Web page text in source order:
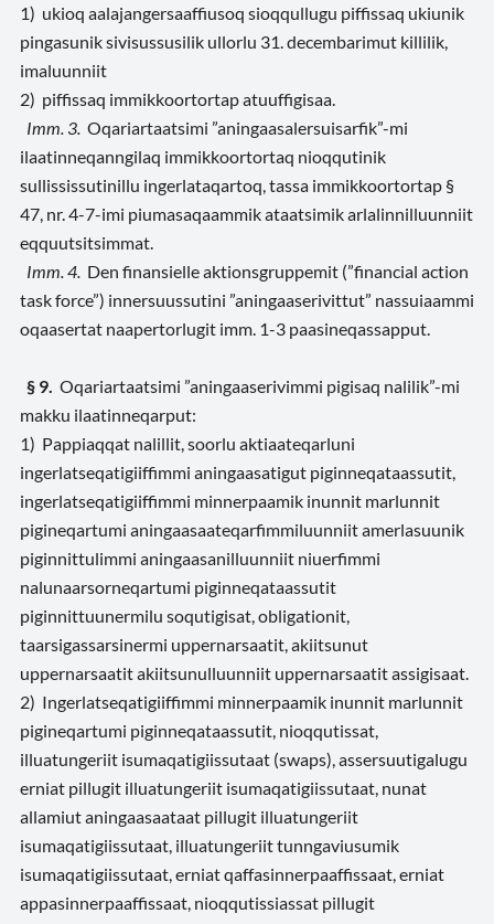
1) ukioq aalajangersaaffiusoq sioqqullugu piffissaq ukiunik
pingasunik sivisussusilik ullorlu 31. decembarimut killilik,
imaluunniit
2) piffissaq immikkoortortap atuuffigisaa.
Imm. 3. Oqariartaatsimi ”aningaasalersuisarfik”-mi
ilaatinneqanngilaq immikkoortortaq nioqqutinik
sullississutinillu ingerlataqartoq, tassa immikkoortortap §
47, nr. 4-7-imi piumasaqaammik ataatsimik arlalinnilluunniit
eqquutsitsimmat.
Imm. 4. Den finansielle aktionsgruppemit (”financial action
task force”) innersuussutini ”aningaaserivittut” nassuiaammi
oqaasertat naapertorlugit imm. 1-3 paasineqassapput.
§ 9. Oqariartaatsimi ”aningaaserivimmi pigisaq nalilik”-mi
makku ilaatinneqarput:
1) Pappiaqqat nalillit, soorlu aktiaateqarluni
ingerlatseqatigiiffimmi aningaasatigut piginneqataassutit,
ingerlatseqatigiiffimmi minnerpaamik inunnit marlunnit
pigineqartumi aningaasaateqarfimmiluunniit amerlasuunik
piginnittulimmi aningaasanilluunniit niuerfimmi
nalunaarsorneqartumi piginneqataassutit
piginnittuunermilu soqutigisat, obligationit,
taarsigassarsinermi uppernarsaatit, akiitsunut
uppernarsaatit akiitsunulluunniit uppernarsaatit assigisaat.
2) Ingerlatseqatigiiffimmi minnerpaamik inunnit marlunnit
pigineqartumi piginneqataassutit, nioqqutissat,
illuatungeriit isumaqatigiissutaat (swaps), assersuutigalugu
erniat pillugit illuatungeriit isumaqatigiissutaat, nunat
allamiut aningaasaataat pillugit illuatungeriit
isumaqatigiissutaat, illuatungeriit tunngaviusumik
isumaqatigiissutaat, erniat qaffasinnerpaaffissaat, erniat
appasinnerpaaffissaat, nioqqutissiassat pillugit